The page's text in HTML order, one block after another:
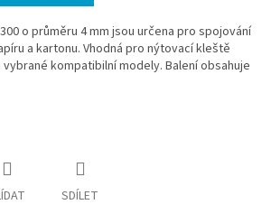
o průměru 4 mm jsou určena pro spojování
a kartonu. Vhodná pro nýtovací kleště
kompatibilní modely. Balení obsahuje
SDÍLET